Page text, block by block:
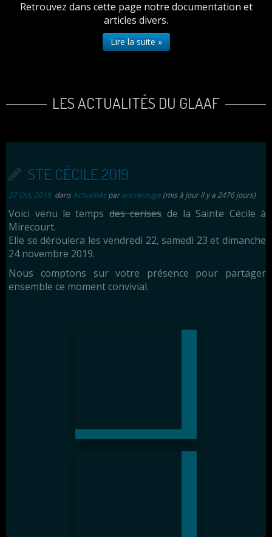
Retrouvez dans cette page notre documentation et
articles divers.
Lire la suite »
LES ACTUALITÉS DU GLAAF
STE CÉCILE 2019
27 Oct, 2019dansActualités parancrerouge (mis à jour il y a 2476 jours)
Voici venu le tempsdes cerises de la Sainte Cécile à
Mirecourt.
Elle se déroulera les vendredi 22, samedi 23 et dimanche
24 novembre 2019.
Nous comptons sur votre présence pour partager
ensemble ce moment convivial.